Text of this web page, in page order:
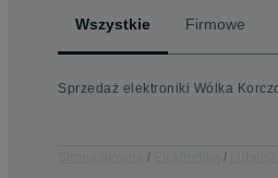
Wszystkie Firmowe
Sprzedaż elektroniki Wólka